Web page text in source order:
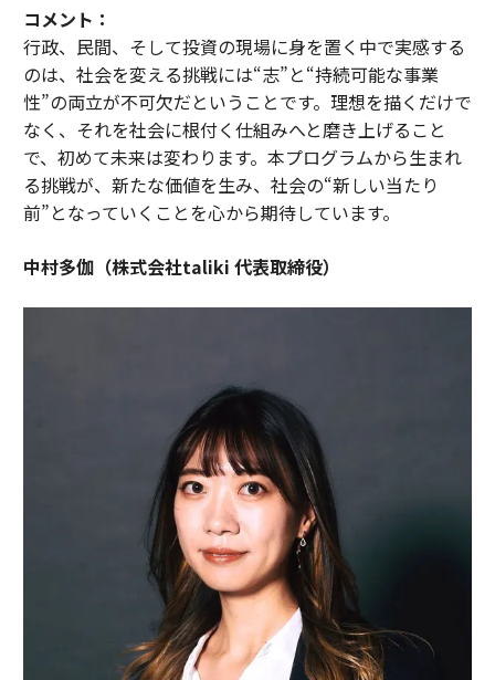
コメント：
行政、民間、そして投資の現場に身を置く中で実感する
のは、社会を変える挑戦には“志”と“持続可能な事業
性”の両立が不可欠だということです。理想を描くだけで
なく、それを社会に根付く仕組みへと磨き上げること
で、初めて未来は変わります。本プログラムから生まれ
る挑戦が、新たな価値を生み、社会の“新しい当たり
前”となっていくことを心から期待しています。
中村多伽（株式会社taliki 代表取締役）